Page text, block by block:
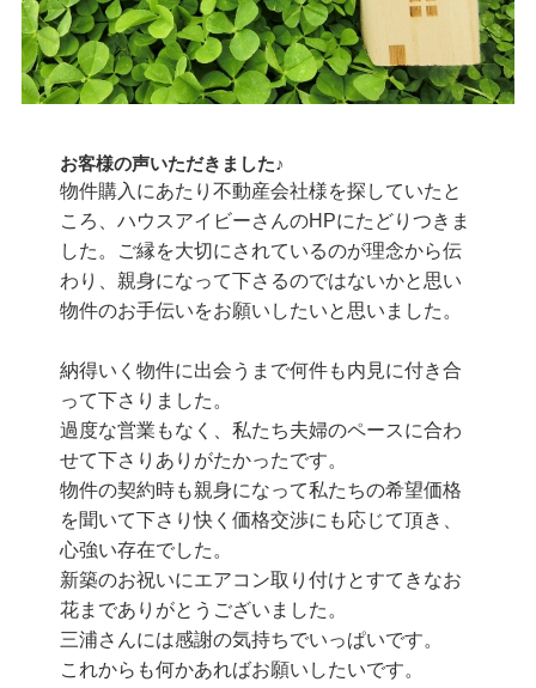
お客様の声いただきました♪
物件購入にあたり不動産会社様を探していたと
ころ、ハウスアイビーさんのHPにたどりつきま
した。ご縁を大切にされているのが理念から伝
わり、親身になって下さるのではないかと思い
物件のお手伝いをお願いしたいと思いました。
納得いく物件に出会うまで何件も内見に付き合
って下さりました。
過度な営業もなく、私たち夫婦のペースに合わ
せて下さりありがたかったです。
物件の契約時も親身になって私たちの希望価格
を聞いて下さり快く価格交渉にも応じて頂き、
心強い存在でした。
新築のお祝いにエアコン取り付けとすてきなお
花までありがとうございました。
三浦さんには感謝の気持ちでいっぱいです。
これからも何かあればお願いしたいです。